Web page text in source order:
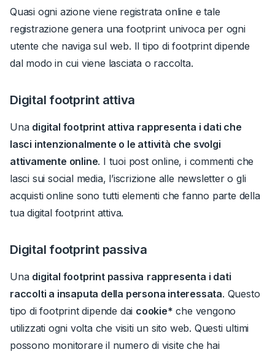
Quasi ogni azione viene registrata online e tale
registrazione genera una footprint univoca per ogni
utente che naviga sul web. Il tipo di footprint dipende
dal modo in cui viene lasciata o raccolta.
Digital footprint attiva
Una digital footprint attiva rappresenta i dati che
lasci intenzionalmente o le attività che svolgi
attivamente online. I tuoi post online, i commenti che
lasci sui social media, l’iscrizione alle newsletter o gli
acquisti online sono tutti elementi che fanno parte della
tua digital footprint attiva.
Digital footprint passiva
Una digital footprint passiva rappresenta i dati
raccolti a insaputa della persona interessata. Questo
tipo di footprint dipende dai cookie* che vengono
utilizzati ogni volta che visiti un sito web. Questi ultimi
possono monitorare il numero di visite che hai